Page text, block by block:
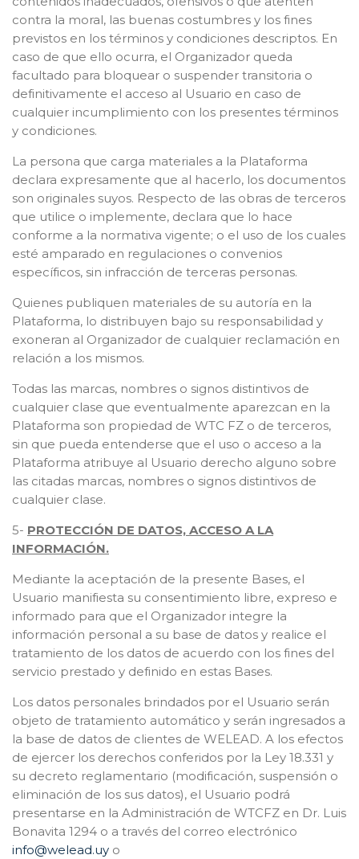
contra la moral, las buenas costumbres y los fines
previstos en los términos y condiciones descriptos. En
caso de que ello ocurra, el Organizador queda
facultado para bloquear o suspender transitoria o
definitivamente el acceso al Usuario en caso de
cualquier incumplimiento con los presentes términos
y condiciones.
La persona que carga materiales a la Plataforma
declara expresamente que al hacerlo, los documentos
son originales suyos. Respecto de las obras de terceros
que utilice o implemente, declara que lo hace
conforme a la normativa vigente; o el uso de los cuales
esté amparado en regulaciones o convenios
específicos, sin infracción de terceras personas.
Quienes publiquen materiales de su autoría en la
Plataforma, lo distribuyen bajo su responsabilidad y
exoneran al Organizador de cualquier reclamación en
relación a los mismos.
Todas las marcas, nombres o signos distintivos de
cualquier clase que eventualmente aparezcan en la
Plataforma son propiedad de WTC FZ o de terceros,
sin que pueda entenderse que el uso o acceso a la
Plataforma atribuye al Usuario derecho alguno sobre
las citadas marcas, nombres o signos distintivos de
cualquier clase.
5- PROTECCIÓN DE DATOS, ACCESO A LA
INFORMACIÓN.
Mediante la aceptación de la presente Bases, el
Usuario manifiesta su consentimiento libre, expreso e
informado para que el Organizador integre la
información personal a su base de datos y realice el
tratamiento de los datos de acuerdo con los fines del
servicio prestado y definido en estas Bases.
Los datos personales brindados por el Usuario serán
objeto de tratamiento automático y serán ingresados a
la base de datos de clientes de WELEAD. A los efectos
de ejercer los derechos conferidos por la Ley 18.331 y
su decreto reglamentario (modificación, suspensión o
eliminación de los sus datos), el Usuario podrá
presentarse en la Administración de WTCFZ en Dr. Luis
Bonavita 1294 o a través del correo electrónico
info@welead.uy o